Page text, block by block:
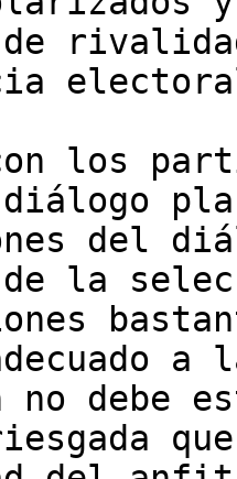
los
diálogo
del
la
a
no debe